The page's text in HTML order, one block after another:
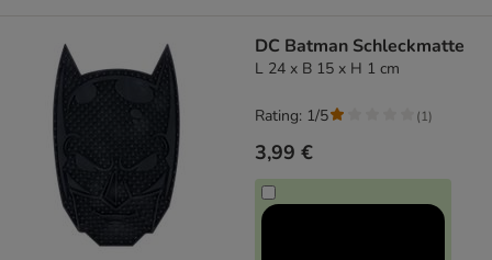
DC Batman Schleckmatte
L 24 x B 15 x H 1 cm
3,99 €
Rating: 1/5 (1)